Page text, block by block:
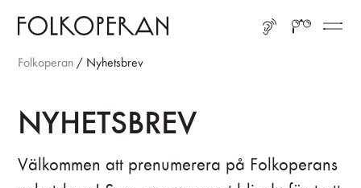
Gå till huvudinnehåll
Gå till sidfot
LYSSNA
Folkoperan / Nyhetsbrev
NYHETSBREV
Välkommen att prenumerera på Folkoperans